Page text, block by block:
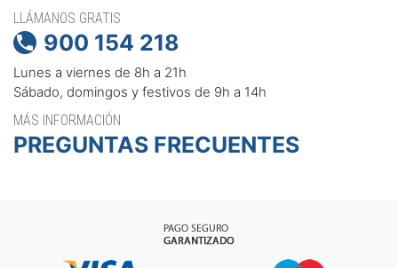
LLÁMANOS GRATIS
 900 154 218
Lunes a viernes de 8h a 21h
Sábado, domingos y festivos de 9h a 14h
MÁS INFORMACIÓN
PREGUNTAS FRECUENTES